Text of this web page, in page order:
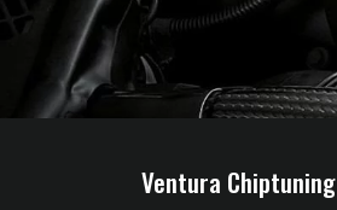
Ventura Chiptuning